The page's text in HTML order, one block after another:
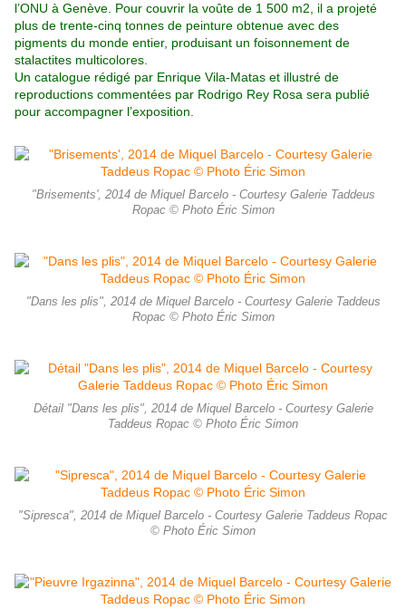
l’ONU à Genève. Pour couvrir la voûte de 1 500 m2, il a projeté
plus de trente-cinq tonnes de peinture obtenue avec des
pigments du monde entier, produisant un foisonnement de
stalactites multicolores.
Un catalogue rédigé par Enrique Vila-Matas et illustré de
reproductions commentées par Rodrigo Rey Rosa sera publié
pour accompagner l’exposition.
"Brisements', 2014 de Miquel Barcelo - Courtesy Galerie Taddeus
Ropac © Photo Éric Simon
"Dans les plis", 2014 de Miquel Barcelo - Courtesy Galerie Taddeus
Ropac © Photo Éric Simon
Détail "Dans les plis", 2014 de Miquel Barcelo - Courtesy Galerie
Taddeus Ropac © Photo Éric Simon
"Sipresca", 2014 de Miquel Barcelo - Courtesy Galerie Taddeus Ropac
© Photo Éric Simon